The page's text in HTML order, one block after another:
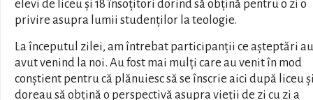
elevi de liceu și 18 însoțitori dorind să obțină pentru o zi o
privire asupra lumii studenților la teologie.
La începutul zilei, am întrebat participanții ce așteptări au
avut venind la noi. Au fost mai mulți care au venit în mod
conștient pentru că plănuiesc să se înscrie aici după liceu
doreau să obțină o perspectivă asupra vieții de zi cu zi a